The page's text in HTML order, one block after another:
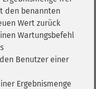
den benannten
Wert zurück
Wartungsbefehl
Benutzer einer
Ergebnismenge